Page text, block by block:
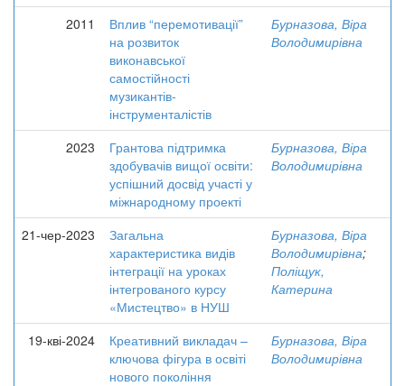
2011
Вплив “перемотивації”
на розвиток
виконавської
самостійності
музикантів-
інструменталістів
Бурназова, Віра
Володимирівна
2023
Грантова підтримка
здобувачів вищої освіти:
успішний досвід участі у
міжнародному проекті
Бурназова, Віра
Володимирівна
21-чер-2023
Загальна
характеристика видів
інтеграції на уроках
інтегрованого курсу
«Мистецтво» в НУШ
Бурназова, Віра
Володимирівна;
Поліщук,
Катерина
19-кві-2024
Креативний викладач –
ключова фігура в освіті
нового покоління
Бурназова, Віра
Володимирівна